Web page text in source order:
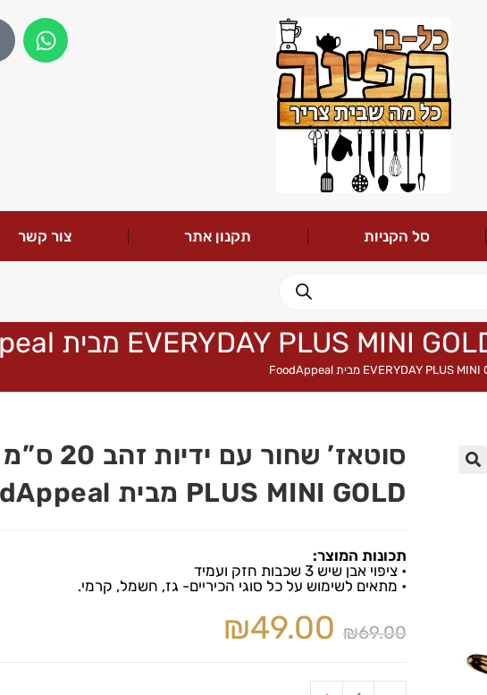
סל הקניות תקנון אתר צור קשר
PLUS MINI GOLD מבית FoodAppeal
תכונות המוצר:
• ציפוי אבן שיש 3 שכבות חזק ועמיד
• מתאים לשימוש על כל סוגי הכיריים- גז, חשמל, קרמי.
₪69.00
₪49.00